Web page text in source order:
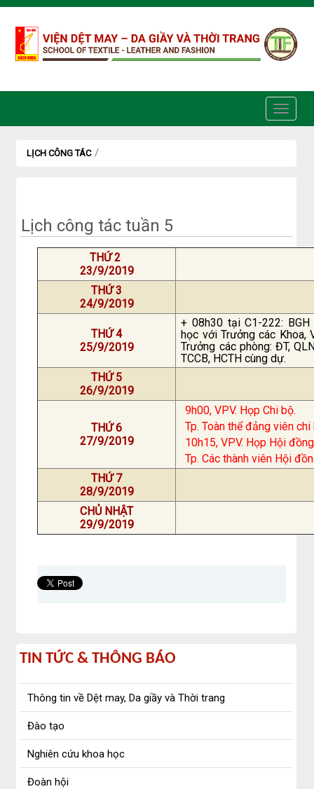
Truy cập nội dung luôn
LỊCH CÔNG TÁC /
Lịch công tác tuần 5
THỨ 2
23/9/2019
THỨ 3
24/9/2019
THỨ 4
25/9/2019
+ 08h30 tại C1-222:
học với Trưởng các Khoa,
Trưởng các phòng: ĐT,
TCCB, HCTH cùng dự.
THỨ 5
26/9/2019
THỨ 6
27/9/2019
9h00, VPV. Họp Chi bộ.
Tp. Toàn thể đảng viên chi
10h15, VPV. Họp Hội
Tp. Các thành viên Hội
THỨ 7
28/9/2019
CHỦ NHẬT
29/9/2019
Tin
tức
&
Thông
báo
TIN TỨC & THÔNG BÁO
Thông tin về Dệt may, Da giầy và Thời trang
Đào tạo
Nghiên cứu khoa học
Đoàn hội